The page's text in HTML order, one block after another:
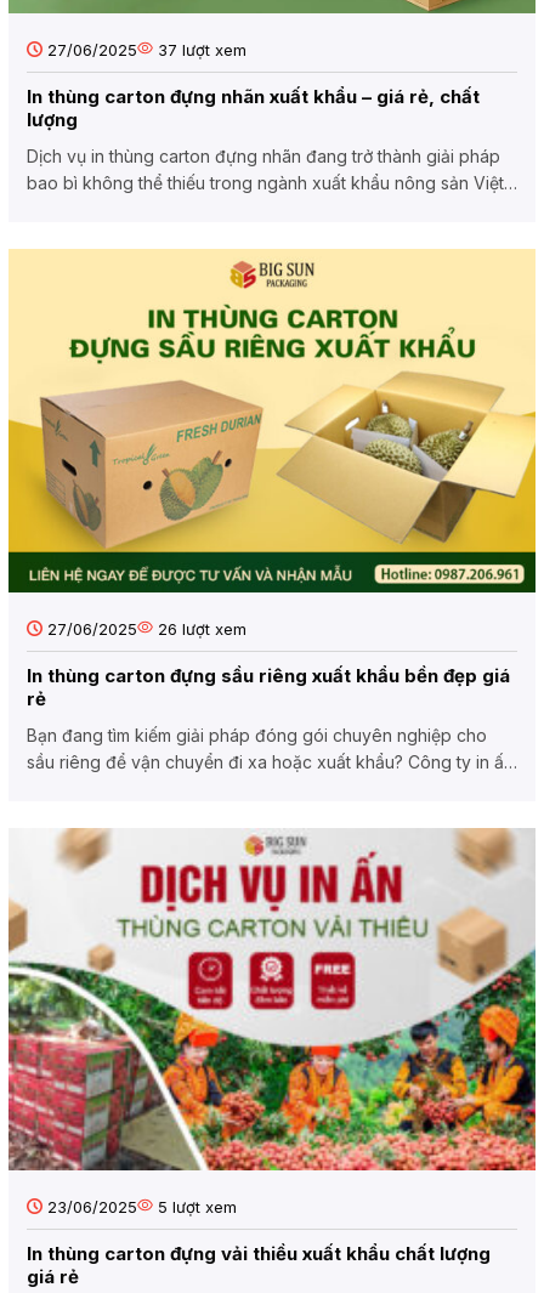
27/06/2025 37 lượt xem
In thùng carton đựng nhãn xuất khẩu – giá rẻ, chất
lượng
Dịch vụ in thùng carton đựng nhãn đang trở thành giải pháp
bao bì không thể thiếu trong ngành xuất khẩu nông sản Việt
27/06/2025 26 lượt xem
In thùng carton đựng sầu riêng xuất khẩu bền đẹp giá
rẻ
Bạn đang tìm kiếm giải pháp đóng gói chuyên nghiệp cho
sầu riêng để vận chuyển đi xa hoặc xuất khẩu? Công ty in ấn
23/06/2025 5 lượt xem
In thùng carton đựng vải thiều xuất khẩu chất lượng
giá rẻ